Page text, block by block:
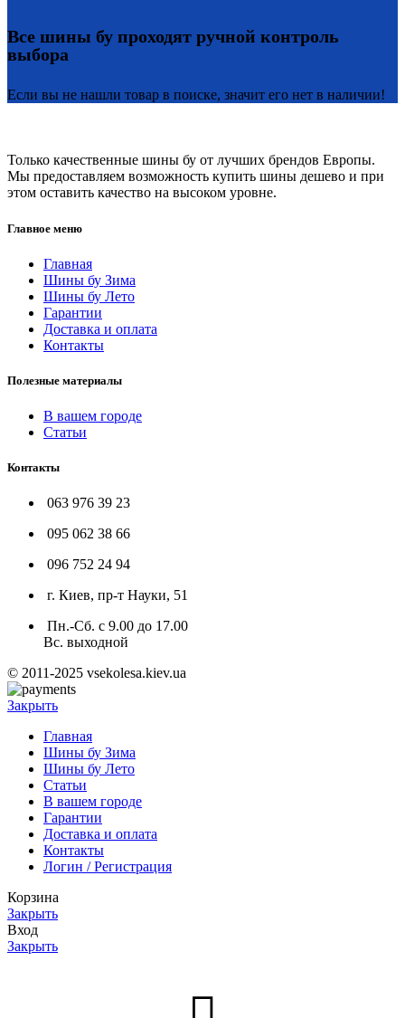
Все шины бу проходят ручной контроль
выбора
Если вы не нашли товар в поиске, значит его нет в наличии!
Только качественные шины бу от лучших брендов Европы.
Мы предоставляем возможность купить шины дешево и при
этом оставить качество на высоком уровне.
Главное меню
Главная
Шины бу Зима
Шины бу Лето
Гарантии
Доставка и оплата
Контакты
Полезные материалы
В вашем городе
Статьи
Контакты
063 976 39 23
095 062 38 66
096 752 24 94
г. Киев, пр-т Науки, 51
Пн.-Сб. с 9.00 до 17.00
Вс. выходной
© 2011-2025 vsekolesa.kiev.ua
Закрыть
Главная
Шины бу Зима
Шины бу Лето
Статьи
В вашем городе
Гарантии
Доставка и оплата
Контакты
Логин / Регистрация
Корзина
Закрыть
Вход
Закрыть